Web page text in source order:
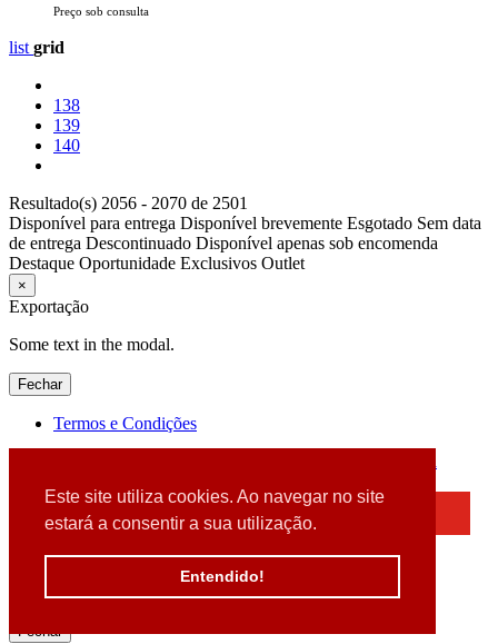
Este site utiliza cookies. Ao navegar no site
estará a consentir a sua utilização.
Entendido!
Preço sob consulta
list grid
138
139
140
Resultado(s) 2056 - 2070 de 2501
Disponível para entrega Disponível brevemente Esgotado Sem data
de entrega Descontinuado Disponível apenas sob encomenda
Destaque Oportunidade Exclusivos Outlet
×
Exportação
Some text in the modal.
Fechar
Termos e Condições
Detectamos que está a usar um browser desatualizado
Por favor, atualize o seu browser
para garantir uma melhor experiência.
Fechar